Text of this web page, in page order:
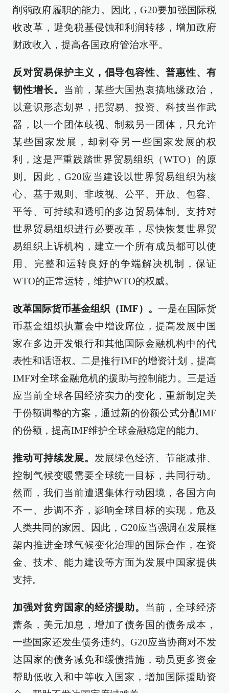
削弱政府履职的能力。因此，G20要加强国际税
收改革，避免税基侵蚀和利润转移，增加政府
财政收入，提高各国政府管治水平。
反对贸易保护主义，倡导包容性、普惠性、有
韧性增长。 当前，某些大国热衷搞地缘政治，
以意识形态划界，把贸易、投资、科技当作武
器，以一个团体歧视、制裁另一团体，只允许
某些国家发展，却剥夺另一些国家发展的权
利，这是严重践踏世界贸易组织（WTO）的原
则。因此，G20应当建设以世界贸易组织为核
心、基于规则、非歧视、公平、开放、包容、
平等、可持续和透明的多边贸易体制。支持对
世界贸易组织进行必要改革，尽快恢复世界贸
易组织上诉机构，建立一个所有成员都可以使
用、完整和运转良好的争端解决机制，保证
WTO的正常运转，维护WTO的权威。
改革国际货币基金组织（IMF）。 一是在国际货
币基金组织执董会中增设席位，提高发展中国
家在多边开发银行和其他国际金融机构中的代
表性和话语权。二是推行IMF的增资计划，提高
IMF对全球金融危机的援助与控制能力。三是适
应当前全球各国经济实力的变化，重新制定关
于份额调整的方案，通过新的份额公式分配IMF
的份额，提高IMF维护全球金融稳定的能力。
推动可持续发展。 发展绿色经济、节能减排、
控制气候变暖需要全球统一目标，共同行动。
然而，我们当前遭遇集体行动困境，各国方向
不一、步调不齐，影响全球目标的实现，危及
人类共同的家园。因此，G20应当强调在发展框
架内推进全球气候变化治理的国际合作，在资
金、技术、能力建设等方面为发展中国家提供
支持。
加强对贫穷国家的经济援助。 当前，全球经济
萧条，美元加息，增加了债务国的债务成本，
一些国家还发生债务违约。G20应当协商对不发
达国家的债务减免和缓债措施，动员更多资金
帮助低收入和中等收入国家，增加国际援助资